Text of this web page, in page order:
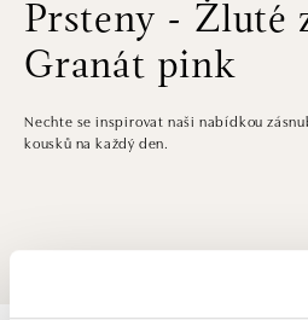
Prsteny - Žluté
Granát pink
Nechte se inspirovat naši nabídkou
kousků na každý den.